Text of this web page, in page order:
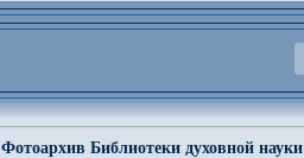
Фотоархив Библиотеки духовной науки